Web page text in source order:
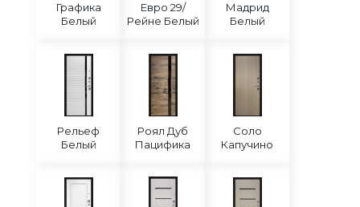
Графика
Белый
Евро 29/
Рейне Белый
Мадрид
Белый
Рельеф
Белый
Роял Дуб
Пацифика
Соло
Капучино